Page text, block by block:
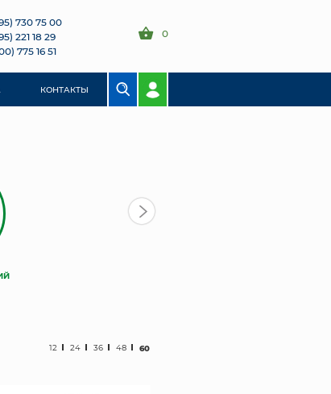
730 75 00
221 18 29
775 16 51
0
КОНТАКТЫ
12 24 36 48 60